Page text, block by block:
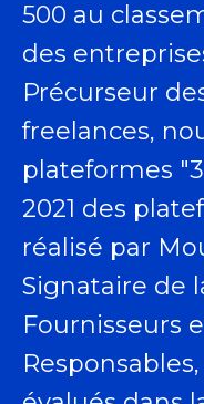
500 au
des
Précurseur
freelances,
plateformes
2021 des
réalisé par
Signataire de
Fournisseurs